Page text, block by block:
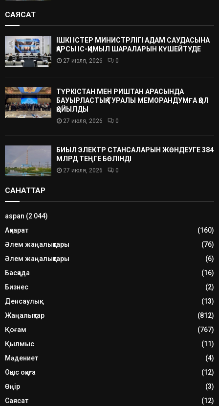
САЯСАТ
ІШКІ ІСТЕР МИНИСТРЛІГІ АДАМ САУДАСЫНА
ҚАРСЫ ІС-ҚИМЫЛ ШАРАЛАРЫН КҮШЕЙТУДЕ
27 июля, 2026 0
ТҮРКІСТАН МЕН РИШТАН АРАСЫНДА
БАУЫРЛАСТЫҚ ТУРАЛЫ МЕМОРАНДУМҒА ҚОЛ
ҚОЙЫЛДЫ
27 июля, 2026 0
БИЫЛ ЭЛЕКТР СТАНСАЛАРЫН ЖӨНДЕУГЕ 384
МЛРД ТЕҢГЕ БӨЛІНДІ
27 июля, 2026 0
САНАТТАР
aspan (2 044)
Ақпарат
(160)
Әлем жаңалықтары
(76)
Әлем жаңалықтары
(6)
Басқада
(16)
Бизнес
(2)
Денсаулық
(13)
Жаңалықтар
(812)
Қоғам
(767)
Қылмыс
(11)
Мәдениет
(4)
Оқыс оқиға
(12)
Өңір
(3)
Саясат
(12)